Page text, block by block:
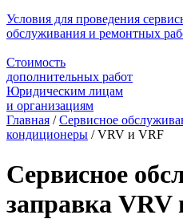
Условия для проведения
обслуживания и ремонтных
Стоимость
дополнительных работ
Юридическим лицам
и организациям
Главная /Сервисное
кондиционеры /VRV и VRF
Сервисное
заправка VRV